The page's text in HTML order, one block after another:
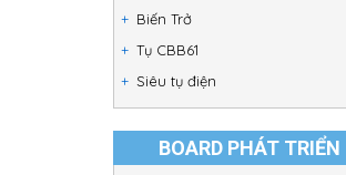
Biến Trở
Tụ CBB61
Siêu tụ điện
BOARD PHÁT TRIỂN